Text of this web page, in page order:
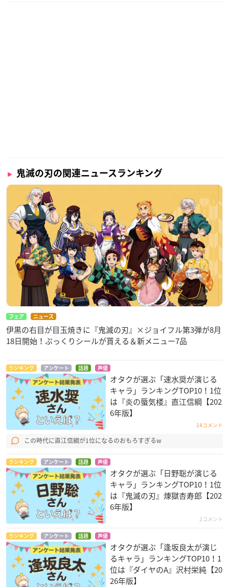
鬼滅の刃の関連ニュースランキング
フェア ニュース
伊黒の右目が目玉焼きに『鬼滅の刃』×ジョイフル第3弾が8月
18日開始！ぷっくりシールが貰える＆新メニュー7品
ランキング アンケート 話題 声優
オタクが選ぶ「速水奨が演じる
キャラ」ランキングTOP10！1位
は『炎の蜃気楼』直江信綱【202
6年版】
14コメント
この時代に直江信綱が1位になるのおもろすぎるw
ランキング アンケート 話題 声優
オタクが選ぶ「日野聡が演じる
キャラ」ランキングTOP10！1位
は『鬼滅の刃』煉󠄁獄杏寿郎【202
6年版】
2コメント
ランキング アンケート 話題 声優
オタクが選ぶ「逢坂良太が演じ
るキャラ」ランキングTOP10！1
位は『ダイヤのA』沢村栄純【20
26年版】